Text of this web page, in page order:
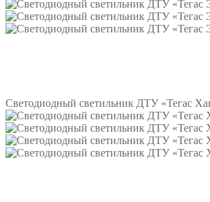
Светодиодный светильник ДТУ «Тегас